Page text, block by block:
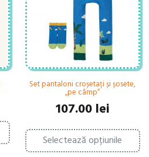
în
pagina
produsului.
în
Acest
produs
are
Set pantaloni croșetați și șosete,
„pe câmp”
107.00 lei
Selectează opțiunile